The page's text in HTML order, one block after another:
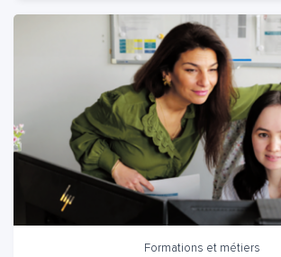
Formations et métiers